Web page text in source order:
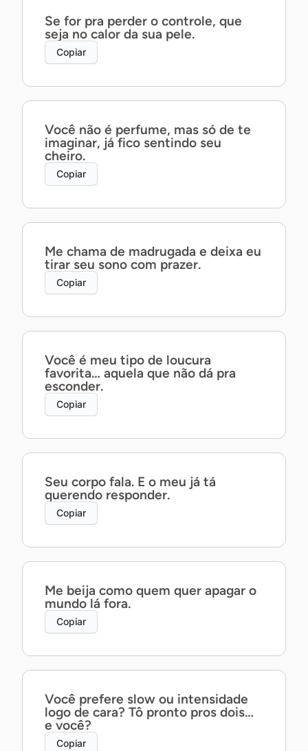
Se for pra perder o controle, que
seja no calor da sua pele.
Copiar
Você não é perfume, mas só de te
imaginar, já fico sentindo seu
cheiro.
Copiar
Me chama de madrugada e deixa eu
tirar seu sono com prazer.
Copiar
Você é meu tipo de loucura
favorita… aquela que não dá pra
esconder.
Copiar
Seu corpo fala. E o meu já tá
querendo responder.
Copiar
Me beija como quem quer apagar o
mundo lá fora.
Copiar
Você prefere slow ou intensidade
logo de cara? Tô pronto pros dois…
e você?
Copiar